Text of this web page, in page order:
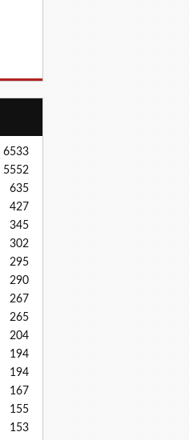
6533
5552
635
427
345
302
295
290
267
265
204
194
194
167
155
153